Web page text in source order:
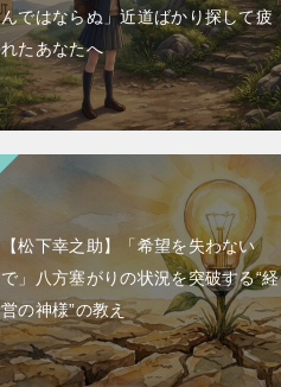
んではならぬ」近道ばかり探して疲
れたあなたへ
【松下幸之助】「希望を失わない
で」八方塞がりの状況を突破する“経
営の神様”の教え